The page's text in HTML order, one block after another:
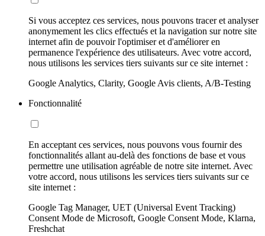
Si vous acceptez ces services, nous pouvons tracer et analyser
anonymement les clics effectués et la navigation sur notre site
internet afin de pouvoir l'optimiser et d'améliorer en
permanence l'expérience des utilisateurs. Avec votre accord,
nous utilisons les services tiers suivants sur ce site internet :
Google Analytics, Clarity, Google Avis clients, A/B-Testing
Fonctionnalité
En acceptant ces services, nous pouvons vous fournir des
fonctionnalités allant au-delà des fonctions de base et vous
permettre une utilisation agréable de notre site internet. Avec
votre accord, nous utilisons les services tiers suivants sur ce
site internet :
Google Tag Manager, UET (Universal Event Tracking)
Consent Mode de Microsoft, Google Consent Mode, Klarna,
Freshchat